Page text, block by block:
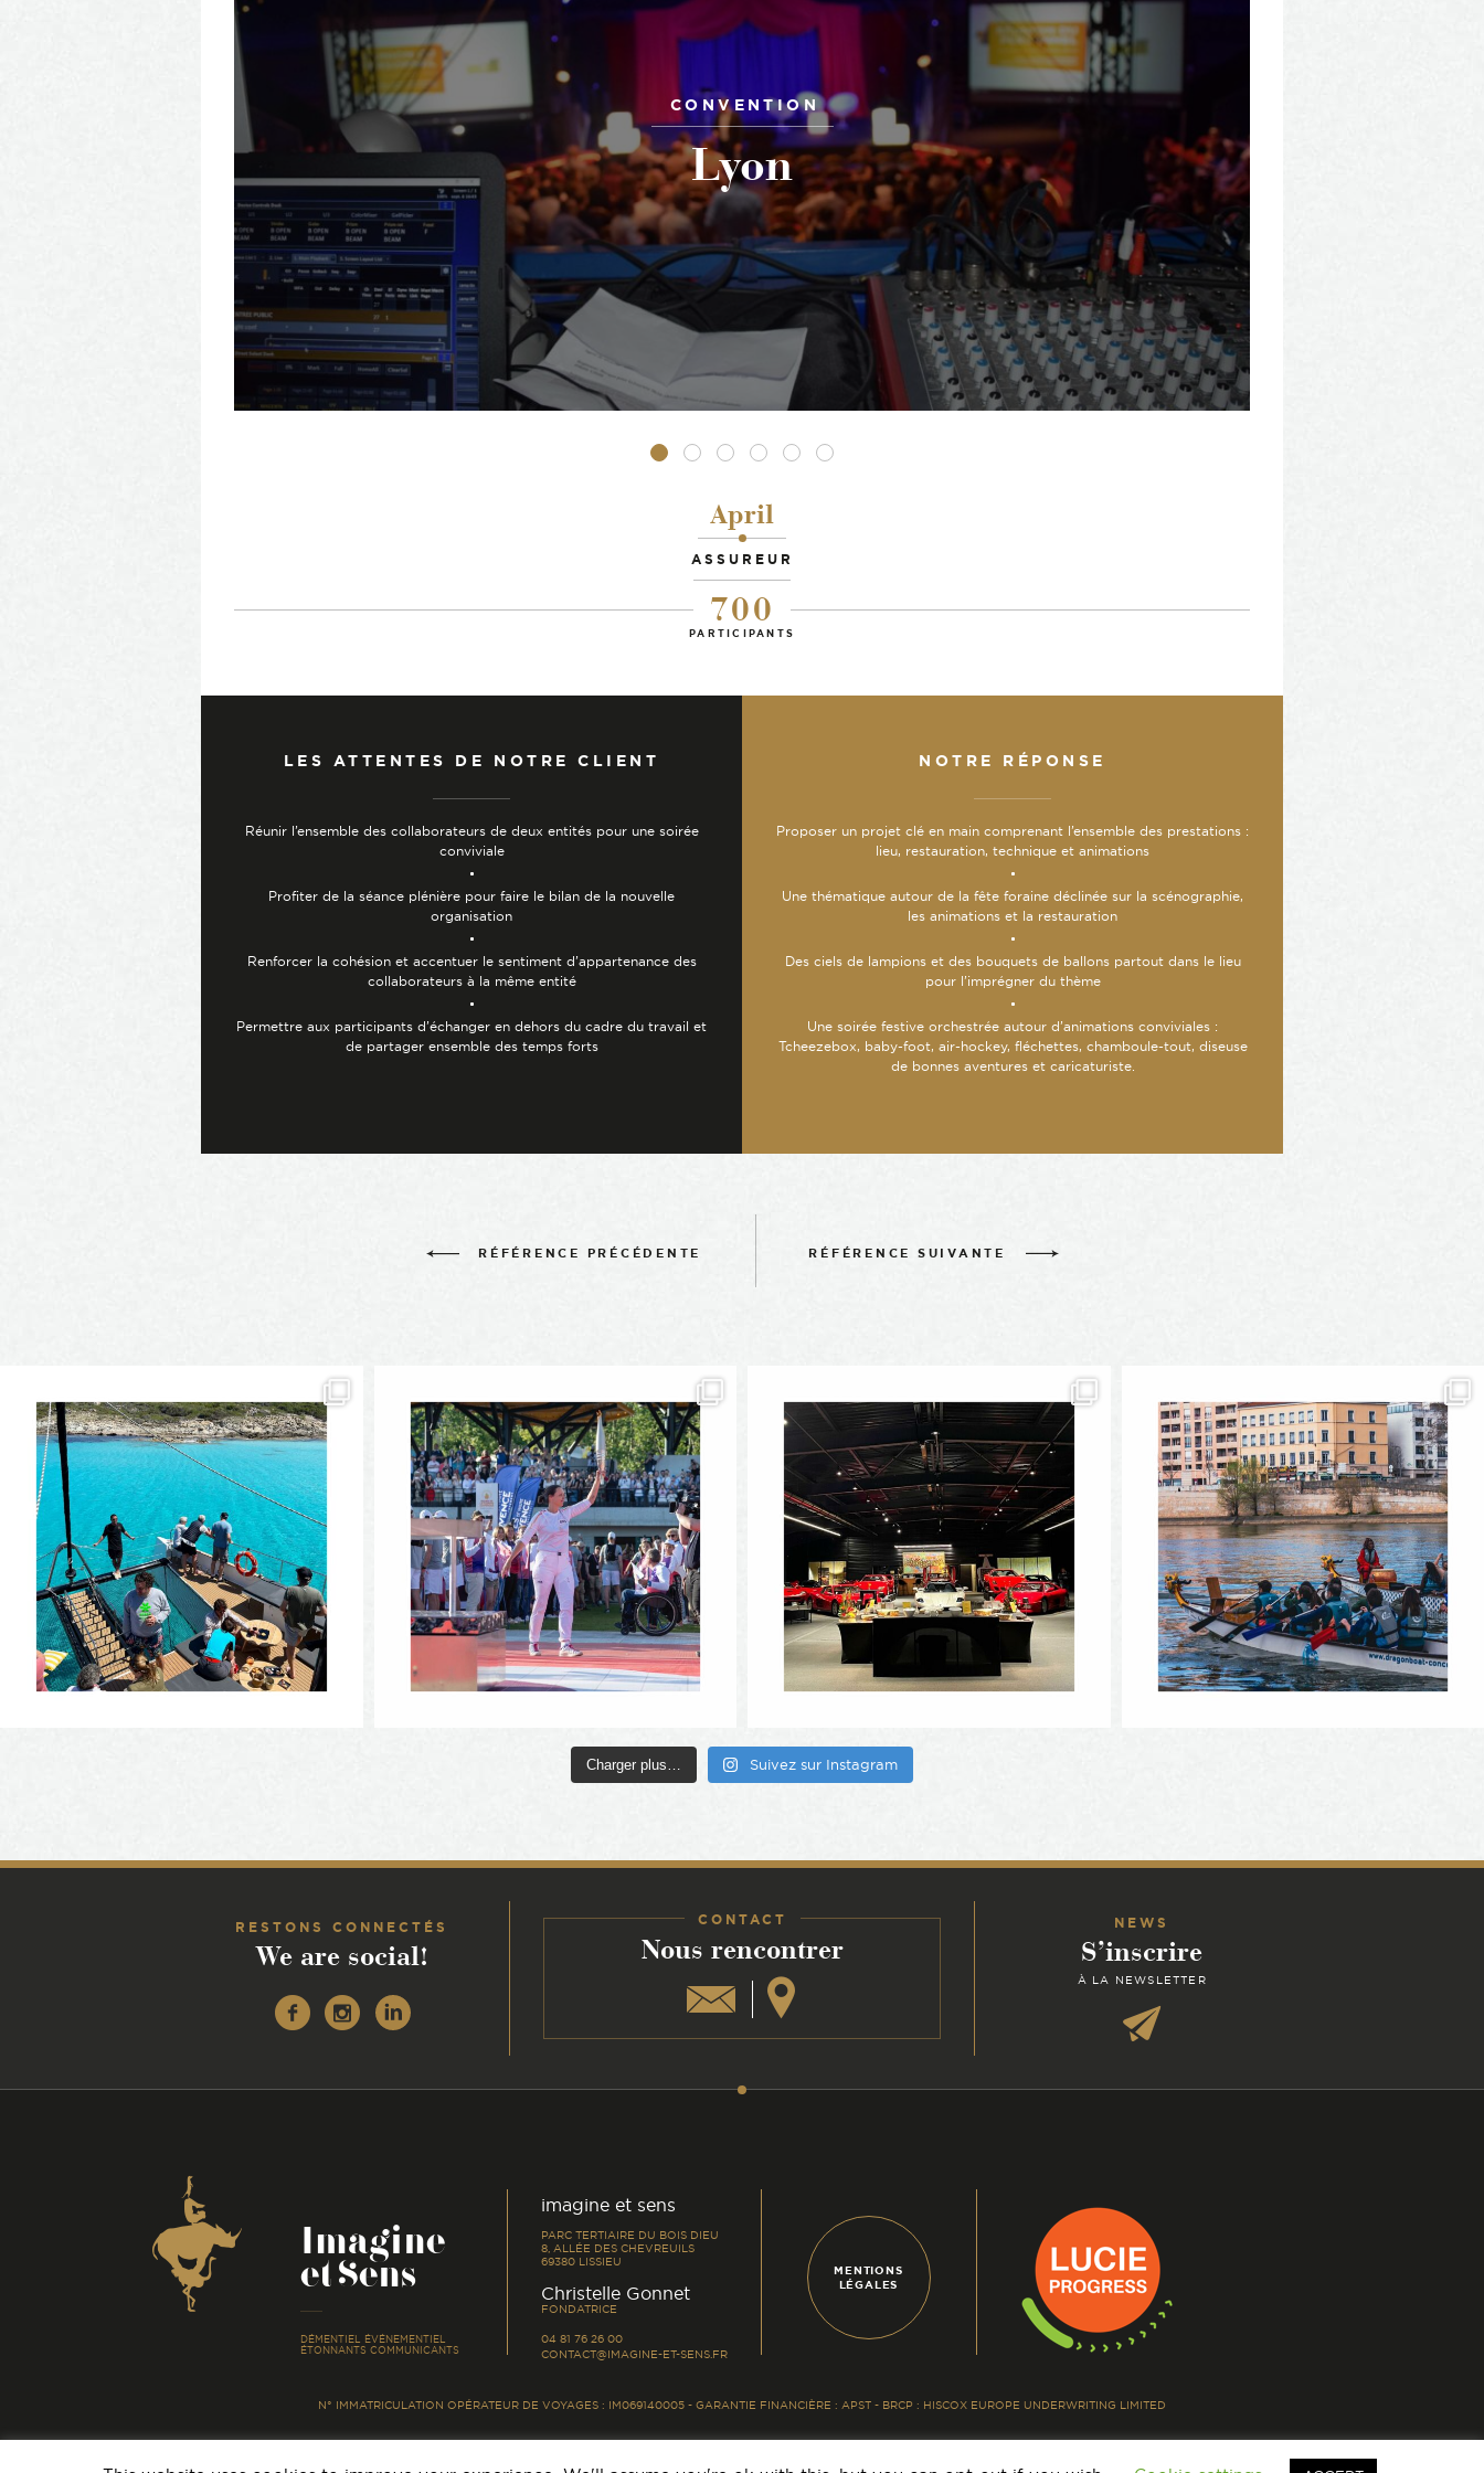
Lyon
CONVENTION
• • • • • •
April
-
ASSUREUR
700
PARTICIPANTS
LES ATTENTES DE NOTRE CLIENT
Réunir l’ensemble des collaborateurs de deux entités pour une soirée
conviviale
Profiter de la séance plénière pour faire le bilan de la nouvelle
organisation
Renforcer la cohésion et accentuer le sentiment d’appartenance des
collaborateurs à la même entité
Permettre aux participants d’échanger en dehors du cadre du travail et
de partager ensemble des temps forts
NOTRE RÉPONSE
Proposer un projet clé en main comprenant l’ensemble des prestations :
lieu, restauration, technique et animations
Une thématique autour de la fête foraine déclinée sur la scénographie,
les animations et la restauration
Des ciels de lampions et des bouquets de ballons partout dans le lieu
pour l’imprégner du thème
Une soirée festive orchestrée autour d’animations conviviales :
Tcheezebox, baby-foot, air-hockey, fléchettes, chamboule-tout, diseuse
de bonnes aventures et caricaturiste.
RÉFÉRENCE PRÉCÉDENTE RÉFÉRENCE SUIVANTE
Charger plus… Suivez sur Instagram
RESTONS CONNECTÉS
We are social!
Instagram
Linkedin
CONTACT
Nous rencontrer
NEWS
S’inscrire
À LA NEWSLETTER
Coordonnées
Imagine
et Sens
DÉMENTIEL ÉVÉNEMENTIEL
ÉTONNANTS COMMUNICANTS
imagine et sens
PARC TERTIAIRE DU BOIS DIEU
8, ALLÉE DES CHEVREUILS
69380 LISSIEU
Christelle Gonnet-
FONDATRICE
04 81 76 26 00
CONTACT@IMAGINE-ET-SENS.FR
MENTIONS
LÉGALES
N° IMMATRICULATION OPÉRATEUR DE VOYAGES : IM069140005 - GARANTIE FINANCIÈRE : APST - BRCP : HISCOX EUROPE UNDERWRITING LIMITED